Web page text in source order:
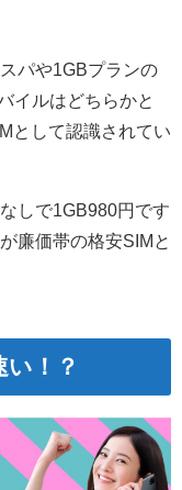
パや1GBプランの
イルはどちらかと
として認識されてい
しで1GB980円です
廉価帯の格安SIMと
い！？